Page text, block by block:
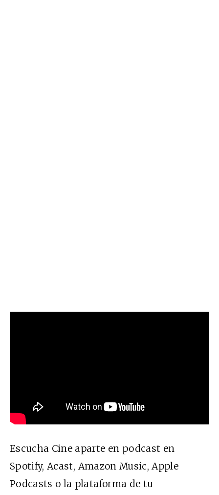
Escucha Cine aparte en podcast en
Spotify,Acast, Amazon Music,Apple
Podcasts o la plataforma de tu